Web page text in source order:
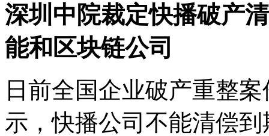
深圳中院裁定快播破产
能和区块链公司
日前全国企业破产重整
示，快播公司不能清偿